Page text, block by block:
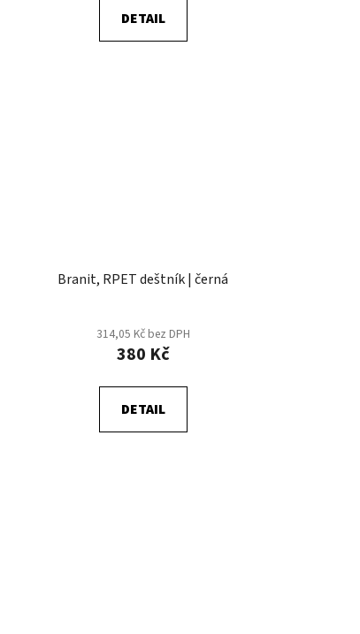
DETAIL
Branit, RPET deštník | černá
314,05 Kč bez DPH
380 Kč
DETAIL